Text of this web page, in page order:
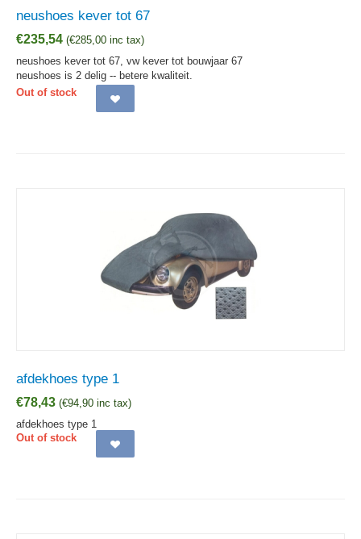
neushoes kever tot 67
€235,54 (€285,00 inc tax)
neushoes kever tot 67, vw kever tot bouwjaar 67
neushoes is 2 delig -- betere kwaliteit.
Out of stock
afdekhoes type 1
€78,43 (€94,90 inc tax)
afdekhoes type 1
Out of stock